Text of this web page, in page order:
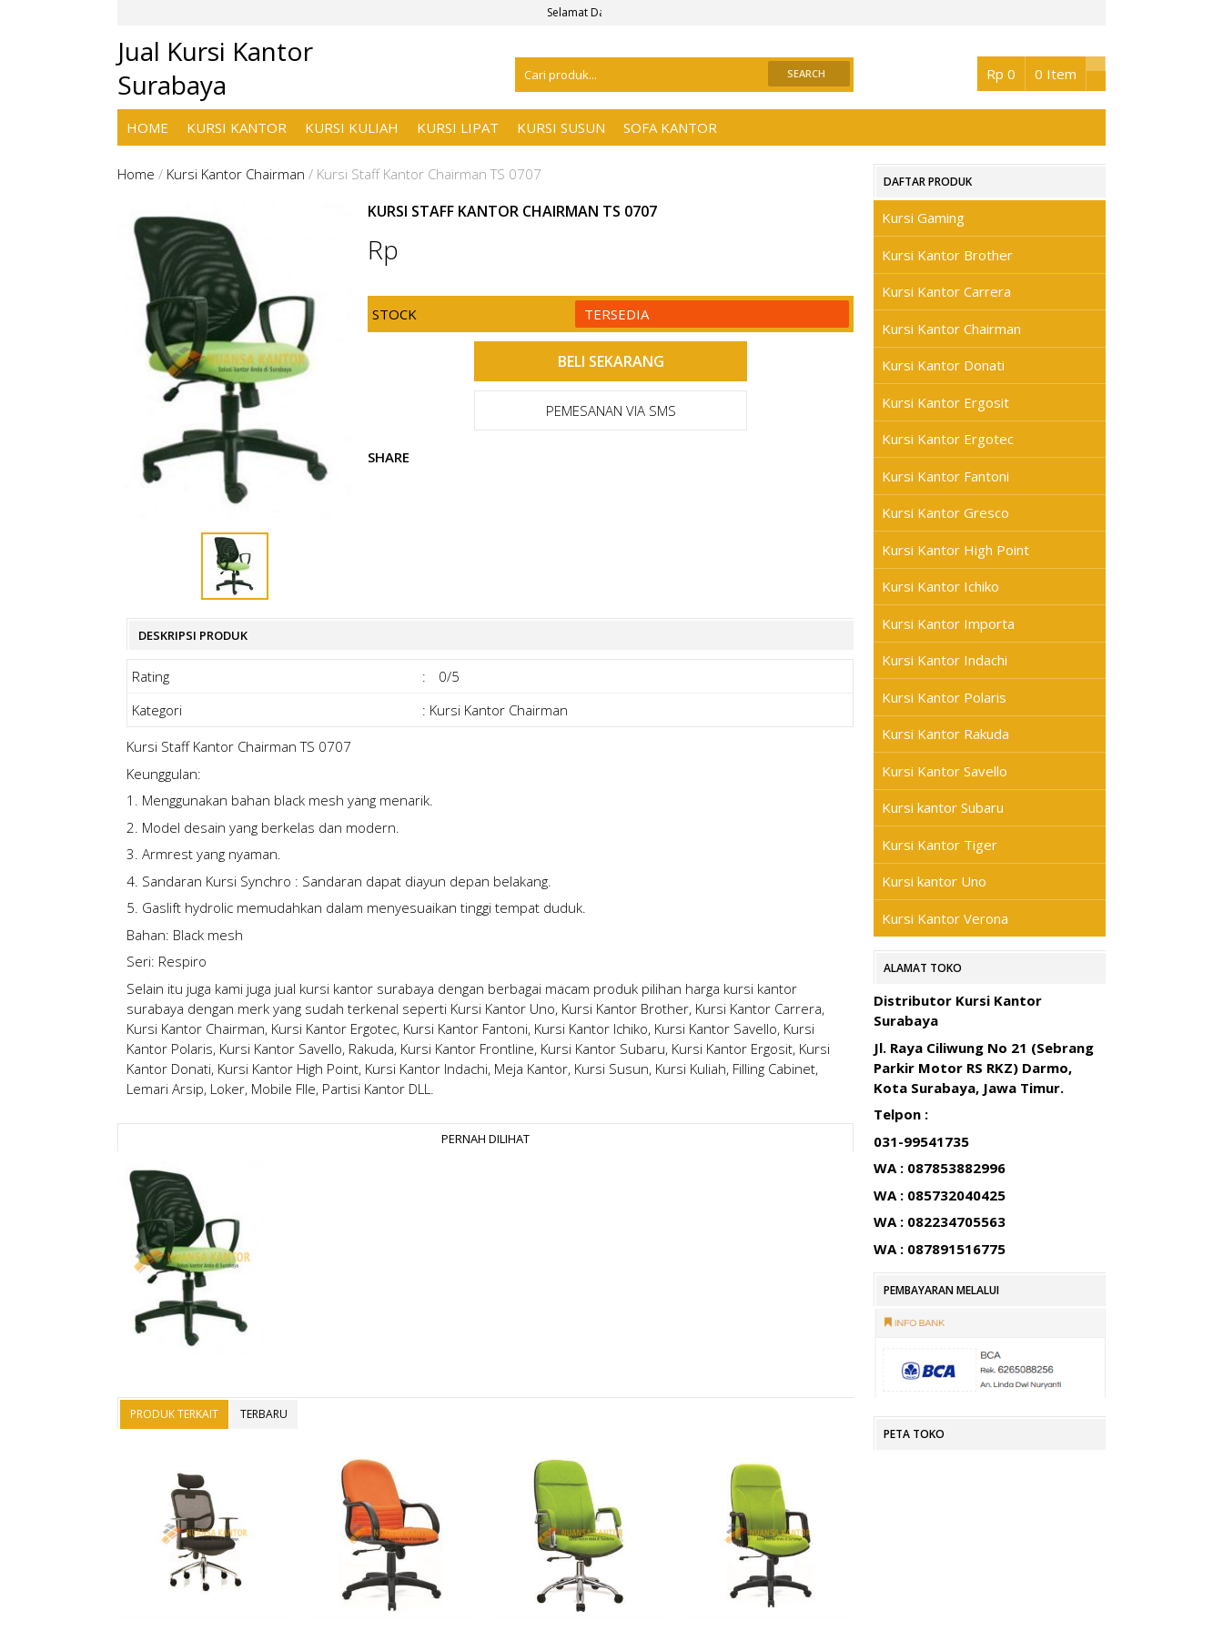
Selamat Datang Di
Jual Kursi Kantor
Surabaya
Rp 0 0 Item
HOME KURSI KANTOR KURSI KULIAH KURSI LIPAT KURSI SUSUN SOFA KANTOR
Home / Kursi Kantor Chairman / Kursi Staff Kantor Chairman TS 0707
KURSI STAFF KANTOR CHAIRMAN TS 0707
Rp
STOCK TERSEDIA
PEMESANAN VIA SMS
SHARE
DESKRIPSI PRODUK
Rating : 0/5
Kategori
: Kursi Kantor Chairman
Kursi Staff Kantor Chairman TS 0707
Keunggulan:
1. Menggunakan bahan black mesh yang menarik.
2. Model desain yang berkelas dan modern.
3. Armrest yang nyaman.
4. Sandaran Kursi Synchro : Sandaran dapat diayun depan belakang.
5. Gaslift hydrolic memudahkan dalam menyesuaikan tinggi tempat duduk.
Bahan: Black mesh
Seri: Respiro
Selain itu juga kami juga jual kursi kantor surabaya dengan berbagai macam produk pilihan harga kursi kantor
surabaya dengan merk yang sudah terkenal seperti Kursi Kantor Uno, Kursi Kantor Brother, Kursi Kantor Carrera,
Kursi Kantor Chairman, Kursi Kantor Ergotec, Kursi Kantor Fantoni, Kursi Kantor Ichiko, Kursi Kantor Savello, Kursi
Kantor Polaris, Kursi Kantor Savello, Rakuda, Kursi Kantor Frontline, Kursi Kantor Subaru, Kursi Kantor Ergosit, Kursi
Kantor Donati, Kursi Kantor High Point, Kursi Kantor Indachi, Meja Kantor, Kursi Susun, Kursi Kuliah, Filling Cabinet,
Lemari Arsip, Loker, Mobile FIle, Partisi Kantor DLL.
PERNAH DILIHAT
PRODUK TERKAIT TERBARU
DAFTAR PRODUK
Kursi Gaming
Kursi Kantor Brother
Kursi Kantor Carrera
Kursi Kantor Chairman
Kursi Kantor Donati
Kursi Kantor Ergosit
Kursi Kantor Ergotec
Kursi Kantor Fantoni
Kursi Kantor Gresco
Kursi Kantor High Point
Kursi Kantor Ichiko
Kursi Kantor Importa
Kursi Kantor Indachi
Kursi Kantor Polaris
Kursi Kantor Rakuda
Kursi Kantor Savello
Kursi kantor Subaru
Kursi Kantor Tiger
Kursi kantor Uno
Kursi Kantor Verona
ALAMAT TOKO
Distributor Kursi Kantor
Surabaya
Jl. Raya Ciliwung No 21 (Sebrang
Parkir Motor RS RKZ) Darmo,
Kota Surabaya, Jawa Timur.
Telpon :
031-99541735
WA : 087853882996
WA : 085732040425
WA : 082234705563
WA : 087891516775
PEMBAYARAN MELALUI
PETA TOKO